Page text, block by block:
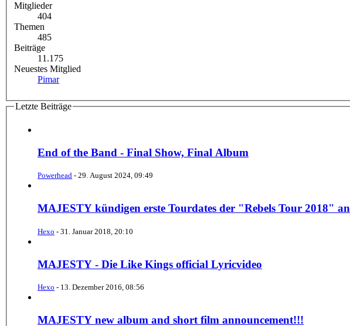
Mitglieder
404
Themen
485
Beiträge
11.175
Neuestes Mitglied
Pimar
Letzte Beiträge
End of the Band - Final Show, Final Album
Powerhead - 29. August 2024, 09:49
MAJESTY kündigen erste Tourdates der "Rebels Tour 2018" an
Hexo - 31. Januar 2018, 20:10
MAJESTY - Die Like Kings official Lyricvideo
Hexo - 13. Dezember 2016, 08:56
MAJESTY new album and short film announcement!!!